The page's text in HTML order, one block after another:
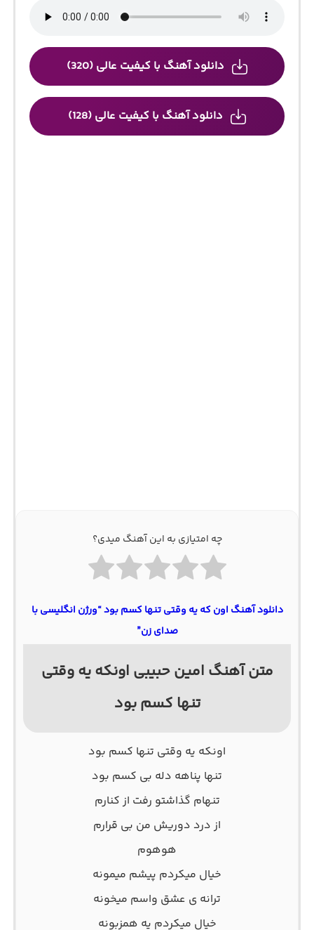
دانلود آهنگ با کیفیت عالی (320)
دانلود آهنگ با کیفیت عالی (128)
چه امتیازی به این آهنگ میدی؟
دانلود آهنگ اون که یه وقتی تنها کسم بود “ورژن انگلیسی با
صدای زن”
متن آهنگ امین حبیبی اونکه یه وقتی
تنها کسم بود
اونکه یه وقتی تنها کسم بود
تنها پناهه دله بی کسم بود
تنهام گذاشتو رفت از کنارم
از درد دوریش من بی قرارم
هوهوم
خیال میکردم پیشم میمونه
ترانه ی عشق واسم میخونه
خیال میکردم یه همزبونه